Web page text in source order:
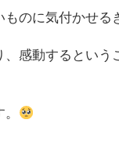
のに気付かせる
感動するとい